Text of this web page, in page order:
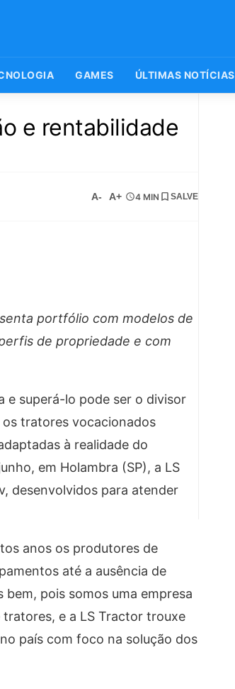
GAMES ÚLTIMAS NOTÍCIAS
e rentabilidade
A- A+ 4 MIN SALVE
portfólio com modelos de
de propriedade e com
e superá-lo pode ser o divisor
tratores vocacionados
à realidade do
em Holambra (SP), a LS
desenvolvidos para atender
anos os produtores de
até a ausência de
bem, pois somos uma empresa
e a LS Tractor trouxe
país com foco na solução dos